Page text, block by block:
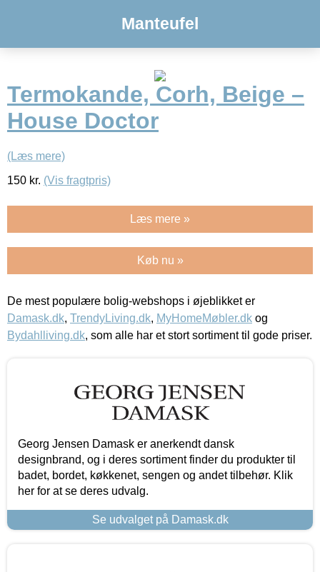
Manteufel
Termokande, Corh, Beige –
House Doctor
(Læs mere)
150 kr. (Vis fragtpris)
Læs mere »
Køb nu »
De mest populære bolig-webshops i øjeblikket er
Damask.dk, TrendyLiving.dk, MyHomeMøbler.dk og
Bydahlliving.dk, som alle har et stort sortiment til gode priser.
Georg Jensen Damask er anerkendt dansk
designbrand, og i deres sortiment finder du produkter til
badet, bordet, køkkenet, sengen og andet tilbehør. Klik
her for at se deres udvalg.
Se udvalget på Damask.dk